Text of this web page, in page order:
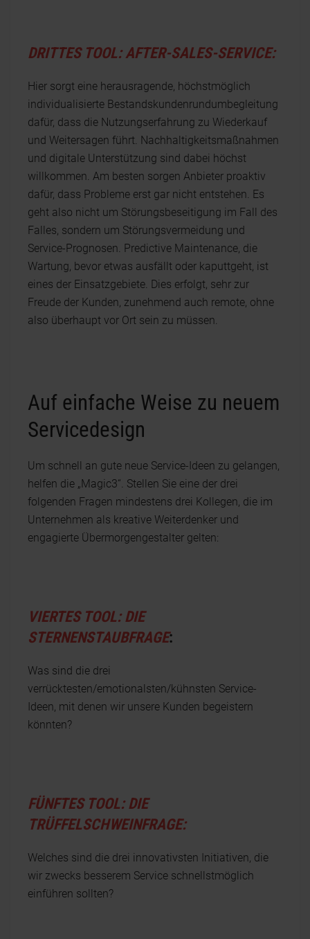
DRITTES TOOL: AFTER-SALES-SERVICE:
Hier sorgt eine herausragende, höchstmöglich
individualisierte Bestandskundenrundumbegleitung
dafür, dass die Nutzungserfahrung zu Wiederkauf
und Weitersagen führt. Nachhaltigkeitsmaßnahmen
und digitale Unterstützung sind dabei höchst
willkommen. Am besten sorgen Anbieter proaktiv
dafür, dass Probleme erst gar nicht entstehen. Es
geht also nicht um Störungsbeseitigung im Fall des
Falles, sondern um Störungsvermeidung und
Service-Prognosen. Predictive Maintenance, die
Wartung, bevor etwas ausfällt oder kaputtgeht, ist
eines der Einsatzgebiete. Dies erfolgt, sehr zur
Freude der Kunden, zunehmend auch remote, ohne
also überhaupt vor Ort sein zu müssen.
Auf einfache Weise zu neuem
Servicedesign
Um schnell an gute neue Service-Ideen zu gelangen,
helfen die „Magic3“. Stellen Sie eine der drei
folgenden Fragen mindestens drei Kollegen, die im
Unternehmen als kreative Weiterdenker und
engagierte Übermorgengestalter gelten:
VIERTES TOOL: DIE
STERNENSTAUBFRAGE:
Was sind die drei
verrücktesten/emotionalsten/kühnsten Service-
Ideen, mit denen wir unsere Kunden begeistern
könnten?
FÜNFTES TOOL: DIE
TRÜFFELSCHWEINFRAGE:
Welches sind die drei innovativsten Initiativen, die
wir zwecks besserem Service schnellstmöglich
einführen sollten?